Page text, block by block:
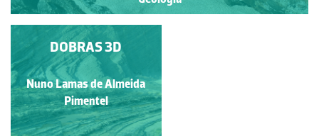
PRAIA FOZ DOS
OURIÇOS
Sónia Barreiras
DOBRAS 3D
Nuno Lamas de Almeida
Pimentel